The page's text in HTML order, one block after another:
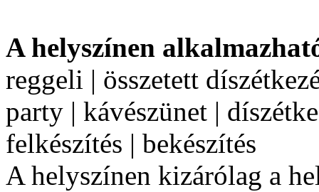
A helyszínen
reggeli | összetett
party | kávészünet |
felkészítés | bekészítés
A helyszínen kizárólag a